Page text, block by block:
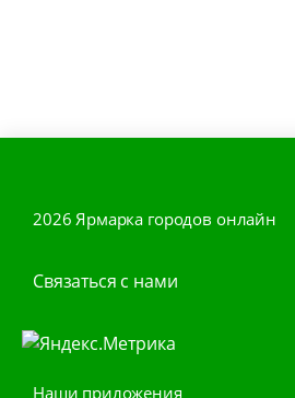
2026 Ярмарка городов онлайн
Связаться с нами
Наши приложения